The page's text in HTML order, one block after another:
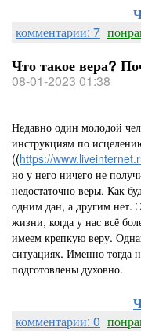
комментарии: 7
Что такое вера?
08-01-2023 01:38
Недавно один молодой
инструкциям по
((https://
но у него ничего не
недостаточно веры. Как
одним дан, а другим нет.
жизни, когда у нас всё
имеем крепкую веру.
ситуациях. Именно тогда
подготовлены духовно.
комментарии: 0